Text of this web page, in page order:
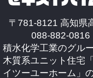
〒781-8121 高知県
088-882-
積水化学工業のグル
木質系ユニット住宅
イツーユーホーム」